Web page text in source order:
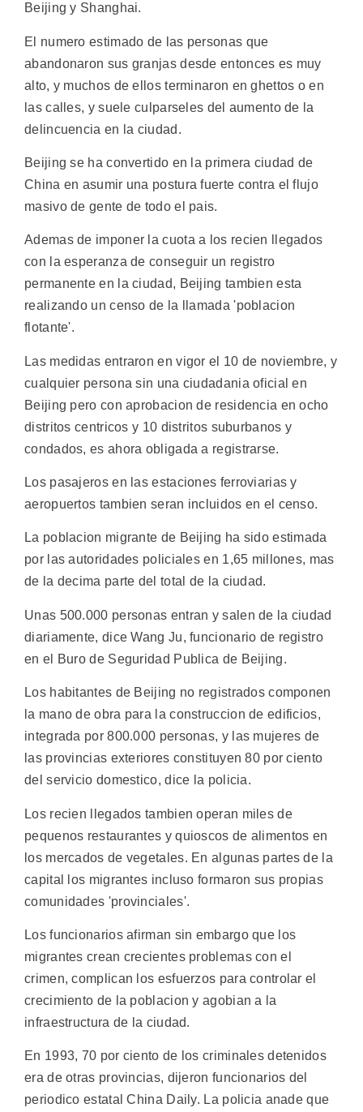
Beijing y Shanghai.
El numero estimado de las personas que
abandonaron sus granjas desde entonces es muy
alto, y muchos de ellos terminaron en ghettos o en
las calles, y suele culparseles del aumento de la
delincuencia en la ciudad.
Beijing se ha convertido en la primera ciudad de
China en asumir una postura fuerte contra el flujo
masivo de gente de todo el pais.
Ademas de imponer la cuota a los recien llegados
con la esperanza de conseguir un registro
permanente en la ciudad, Beijing tambien esta
realizando un censo de la llamada 'poblacion
flotante'.
Las medidas entraron en vigor el 10 de noviembre, y
cualquier persona sin una ciudadania oficial en
Beijing pero con aprobacion de residencia en ocho
distritos centricos y 10 distritos suburbanos y
condados, es ahora obligada a registrarse.
Los pasajeros en las estaciones ferroviarias y
aeropuertos tambien seran incluidos en el censo.
La poblacion migrante de Beijing ha sido estimada
por las autoridades policiales en 1,65 millones, mas
de la decima parte del total de la ciudad.
Unas 500.000 personas entran y salen de la ciudad
diariamente, dice Wang Ju, funcionario de registro
en el Buro de Seguridad Publica de Beijing.
Los habitantes de Beijing no registrados componen
la mano de obra para la construccion de edificios,
integrada por 800.000 personas, y las mujeres de
las provincias exteriores constituyen 80 por ciento
del servicio domestico, dice la policia.
Los recien llegados tambien operan miles de
pequenos restaurantes y quioscos de alimentos en
los mercados de vegetales. En algunas partes de la
capital los migrantes incluso formaron sus propias
comunidades 'provinciales'.
Los funcionarios afirman sin embargo que los
migrantes crean crecientes problemas con el
crimen, complican los esfuerzos para controlar el
crecimiento de la poblacion y agobian a la
infraestructura de la ciudad.
En 1993, 70 por ciento de los criminales detenidos
era de otras provincias, dijeron funcionarios del
periodico estatal China Daily. La policia anade que